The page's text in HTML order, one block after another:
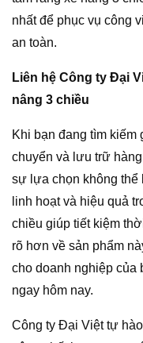
nhất để phục vụ công
an toàn.
Liên hệ Công ty Đại
nâng 3 chiều
Khi bạn đang tìm kiếm
chuyển và lưu trữ
sự lựa chọn không thể
linh hoạt và hiệu quả
chiều giúp tiết kiệm
rõ hơn về sản phẩm
cho doanh nghiệp của
ngay hôm nay.
Công ty Đại Việt tự